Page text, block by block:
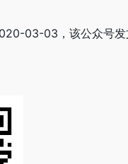
03-03，该公众号发